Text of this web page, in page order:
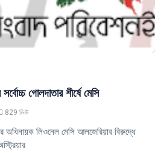
গোলদাতার শীর্ষে মেসি
829 ভিউ
অধিনায়ক লিওনেল মেসি আলজেরিয়ার বিরুদ্ধে